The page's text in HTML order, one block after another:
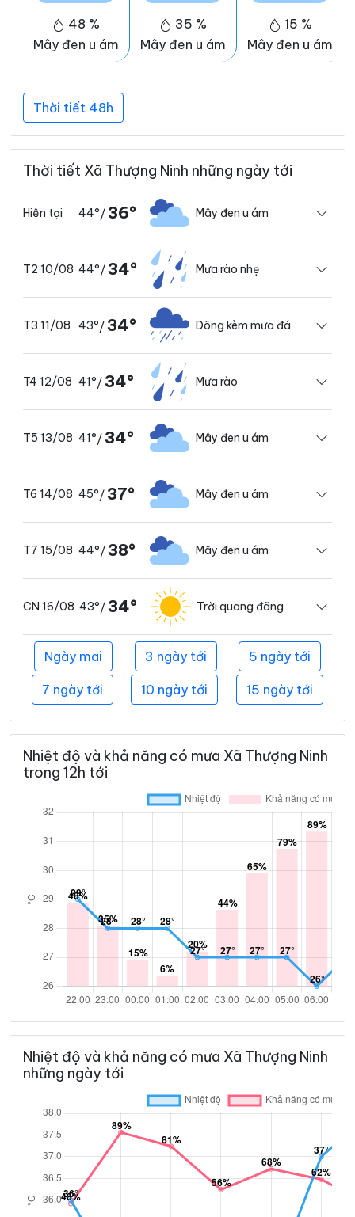
48 %
Mây đen u ám
35 %
Mây đen u ám
15 %
Mây đen u ám
Thời tiết 48h
Thời tiết Xã Thượng Ninh những ngày tới
Hiện tại 44°/ 36° Mây đen u ám
T2 10/08 44°/ 34° Mưa rào nhẹ
T3 11/08 43°/ 34° Dông kèm mưa đá
T4 12/08 41°/ 34° Mưa rào
T5 13/08 41°/ 34° Mây đen u ám
T6 14/08 45°/ 37° Mây đen u ám
T7 15/08 44°/ 38° Mây đen u ám
CN 16/08 43°/ 34° Trời quang đãng
Ngày mai 3 ngày tới 5 ngày tới
7 ngày tới 10 ngày tới 15 ngày tới
Nhiệt độ và khả năng có mưa Xã Thượng Ninh
trong 12h tới
Nhiệt độ và khả năng có mưa Xã Thượng Ninh
những ngày tới